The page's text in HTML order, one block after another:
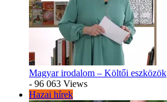
Magyar irodalom – Költői eszközök
- 96 063 Views
Hazai hírek